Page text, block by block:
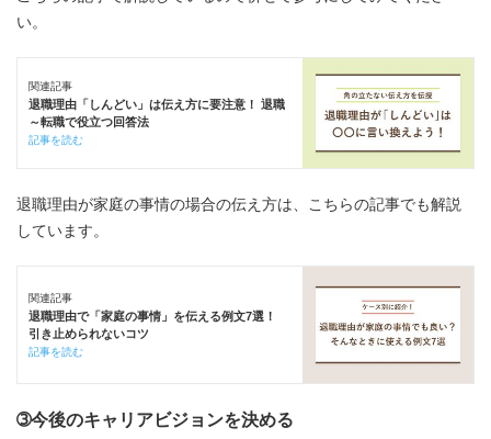
い。
関連記事
退職理由「しんどい」は伝え方に要注意！ 退職
～転職で役立つ回答法
記事を読む
退職理由が家庭の事情の場合の伝え方は、こちらの記事でも解説
しています。
関連記事
退職理由で「家庭の事情」を伝える例文7選！
引き止められないコツ
記事を読む
➂今後のキャリアビジョンを決める